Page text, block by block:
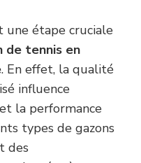
une étape cruciale
de tennis en
. En effet, la qualité
influence
la performance
types de gazons
des